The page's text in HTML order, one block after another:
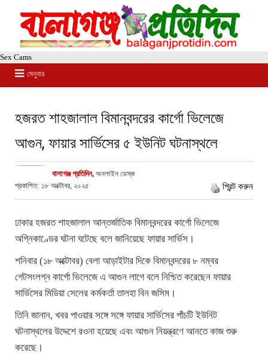
Sex Cams
মেনুবার
হজরত শাহজালাল বিমানবন্দরের কার্গো ভিলেজে
আগুন, ফায়ার সার্ভিসের ৫ ইউনিট ঘটনাস্থলে
বালাগঞ্জ প্রতিদিন, অনলাইন ডেস্ক
প্রকাশিত: ১৮ অক্টোবর, ২০২৫
প্রিন্ট করুন
ঢাকার হজরত শাহজালাল আন্তর্জাতিক বিমানবন্দরের কার্গো ভিলেজে
অগ্নিকাণ্ডের ঘটনা ঘটেছে বলে জানিয়েছে ফায়ার সার্ভিস।
শনিবার (১৮ অক্টোবর) বেলা আড়াইটার দিকে বিমানবন্দরের ৮ নম্বর
গেটসংলগ্ন কার্গো ভিলেজে এ আগুন লাগে বলে নিশ্চিত করেছেন ফায়ার
সার্ভিসের মিডিয়া সেলের কর্মকর্তা তালহা বিন জসিম।
তিনি জানান, খবর পাওয়ার সঙ্গে সঙ্গে ফায়ার সার্ভিসের পাঁচটি ইউনিট
ঘটনাস্থলের উদ্দেশে রওনা হয়েছে এবং আগুন নিয়ন্ত্রণে আনতে কাজ শুরু
করেছে।